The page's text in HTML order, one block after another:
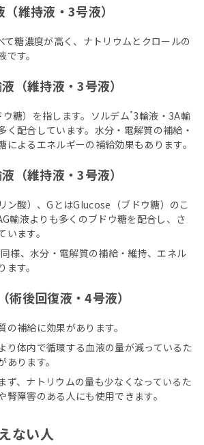
維持液・3号液）
て糖濃度が高く、ナトリウムとクロールの
す。
（維持液・3号液）
糖）を指します。ソルデム*3輸液・3A輸
く配合しています。水分・電解質の補給・
によるエネルギーの補給効果もあります。
（維持液・3号液）
酸）、GとはGlucose（ブドウ糖）のこ
輸液よりも多くのブドウ糖を配合し、さ
ます。
様、水分・電解質の補給・維持、エネル
す。
術後回復液・4号液）
補給に効果があります。
り体内で循環する血液の量が減っているた
ります。
ず、ナトリウムの量も少なくなっているた
腎障害のある人にも使用できます。
ない人